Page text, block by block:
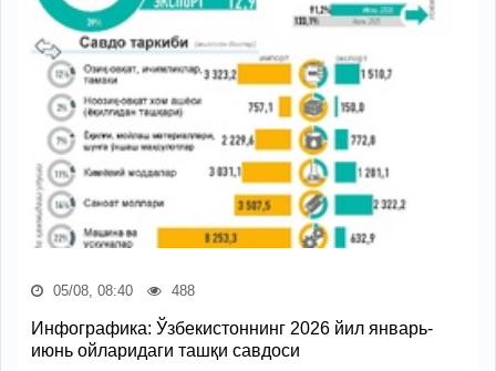
05/08, 08:40 488
Инфографика: Ўзбекистоннинг 2026 йил январь-
июнь ойларидаги ташқи савдоси